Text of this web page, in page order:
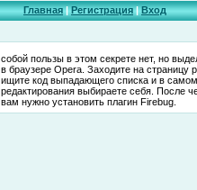
Главная|Регистрация|Вход
собой пользы в этом секрете нет, но
в браузере Opera. Заходите на страницу
ищите код выпадающего списка и в
редактирования выбираете себя. После
вам нужно установить плагин Firebug.